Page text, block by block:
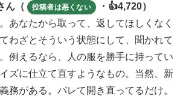
ん（ 投稿者は悪くない
・👍4,720）
あなたから取って、返してほしくなく
わざとそういう状態にして、聞かれて
例えるなら、人の服を勝手に持ってい
ズに仕立て直すようなもの。当然、新
務がある。バレて開き直ってるだけ。